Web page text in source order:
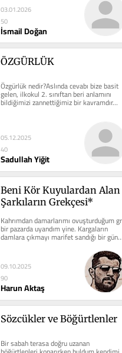
03.01.2026
50
İsmail Doğan
ÖZGÜRLÜK
Özgürlük nedir?Aslında cevabı bize basit
gelen, ilkokul 2. sınıftan beri anlamını
bildiğimizi zannettiğimiz bir kavramdır…
05.12.2025
40
Sadullah Yiğit
Beni Kör Kuyulardan Alan
Şarkıların Grekçesi*
Kahrımdan damarlarımı ovuşturduğum
bir pazarda uyandım yine. Kargaların
damlara çıkmayı marifet sandığı bir gün…
09.10.2025
90
Harun Aktaş
Sözcükler ve Böğürtlenler
Bir sabah terasa doğru uzanan